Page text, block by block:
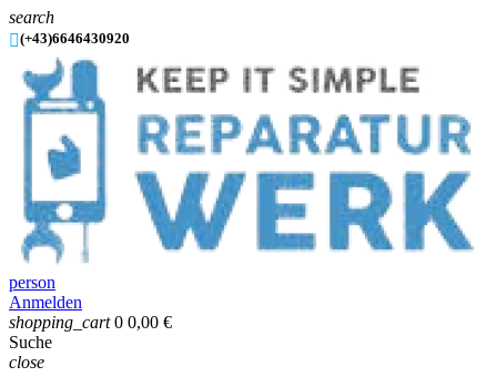
search
(+43)6646430920
person
Anmelden
shopping_cart 0 0,00 €
Suche
close